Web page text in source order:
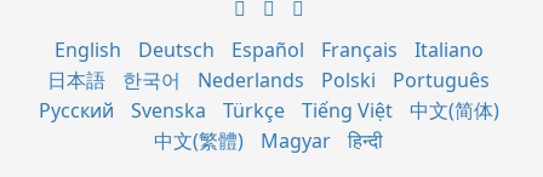
English Deutsch Español Français
Italiano
日本語
한국어 Nederlands Polski
Português
Русский
Svenska Türkçe Tiếng Việt
中文(简体)
中文(繁體)
Magyar हिन्दी